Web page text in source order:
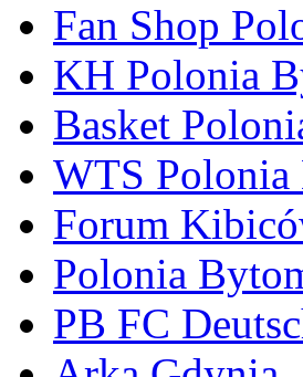
Fan Shop
KH Polonia
Basket
WTS Polonia
Forum
Polonia
PB FC